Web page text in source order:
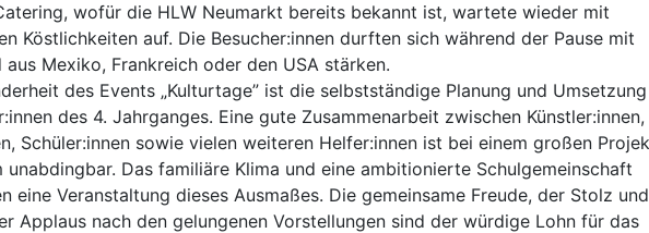
wofür die HLW Neumarkt bereits bekannt ist, wartete wieder mit
Köstlichkeiten auf. Die Besucher:innen durften sich während der Pause mit
Mexiko, Frankreich oder den USA stärken.
des Events „Kulturtage” ist die selbstständige Planung und Umsetzung
des 4. Jahrganges. Eine gute Zusammenarbeit zwischen Künstler:innen,
Schüler:innen sowie vielen weiteren Helfer:innen ist bei einem großen
unabdingbar. Das familiäre Klima und eine ambitionierte Schulgemeinschaft
eine Veranstaltung dieses Ausmaßes. Die gemeinsame Freude, der Stolz und
Applaus nach den gelungenen Vorstellungen sind der würdige Lohn für das